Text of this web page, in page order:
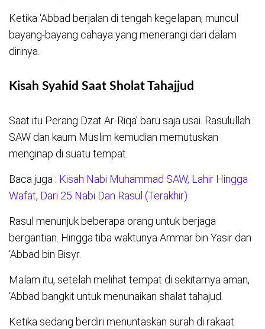
Ketika ‘Abbad berjalan di tengah kegelapan, muncul
bayang-bayang cahaya yang menerangi dari dalam
dirinya.
Kisah Syahid Saat Sholat Tahajjud
Saat itu Perang Dzat Ar-Riqa’ baru saja usai. Rasulullah
SAW dan kaum Muslim kemudian memutuskan
menginap di suatu tempat.
Baca juga : Kisah Nabi Muhammad SAW, Lahir Hingga
Wafat, Dari 25 Nabi Dan Rasul (Terakhir)
Rasul menunjuk beberapa orang untuk berjaga
bergantian. Hingga tiba waktunya Ammar bin Yasir dan
‘Abbad bin Bisyr.
Malam itu, setelah melihat tempat di sekitarnya aman,
‘Abbad bangkit untuk menunaikan shalat tahajud.
Ketika sedang berdiri menuntaskan surah di rakaat